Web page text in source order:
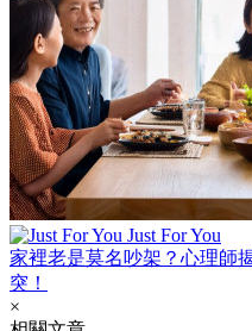
Just For You
家裡老是莫名吵架？心理師
突！
×